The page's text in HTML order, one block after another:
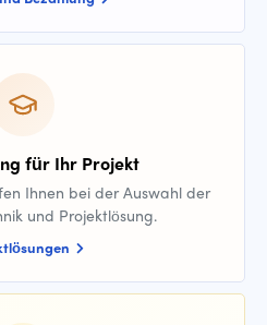
für Ihr Projekt
Ihnen bei der Auswahl der
und Projektlösung.